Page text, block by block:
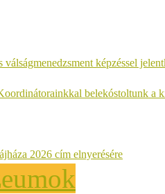
válságmenedzsment képzéssel
belekóstoltunk a
2026 cím elnyerésére